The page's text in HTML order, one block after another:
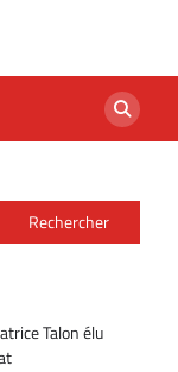
Rechercher
Talon élu